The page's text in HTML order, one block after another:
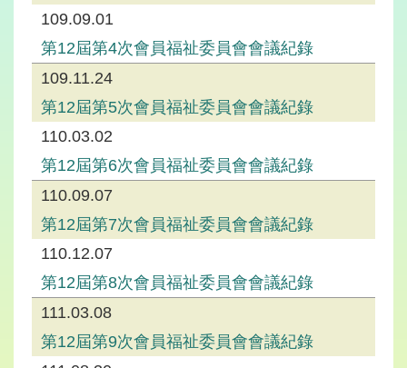
109.09.01
第12屆第4次會員福祉委員會會議紀錄
109.11.24
第12屆第5次會員福祉委員會會議紀錄
110.03.02
第12屆第6次會員福祉委員會會議紀錄
110.09.07
第12屆第7次會員福祉委員會會議紀錄
110.12.07
第12屆第8次會員福祉委員會會議紀錄
111.03.08
第12屆第9次會員福祉委員會會議紀錄